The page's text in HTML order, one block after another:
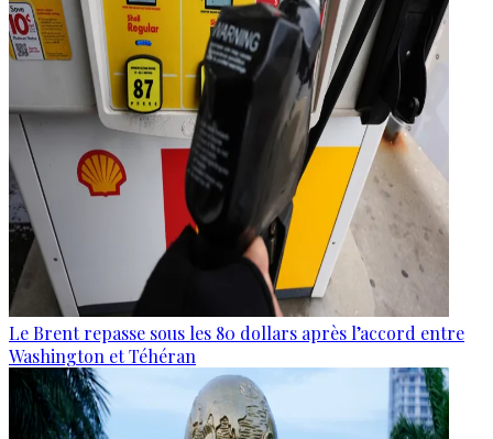
Le Brent repasse sous les 80 dollars après l’accord entre
Washington et Téhéran